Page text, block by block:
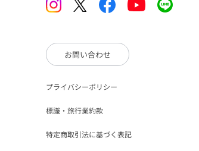
お問い合わせ
プライバシーポリシー
標識・旅行業約款
特定商取引法に基づく表記